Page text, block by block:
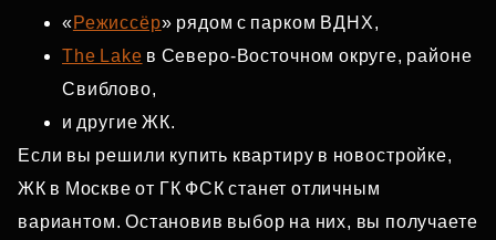
«Режиссёр» рядом с парком ВДНХ,
The Lake в Северо‑Восточном округе, районе
Свиблово,
и другие ЖК.
Если вы решили купить квартиру в новостройке,
ЖК в Москве от ГК ФСК станет отличным
вариантом. Остановив выбор на них, вы получаете